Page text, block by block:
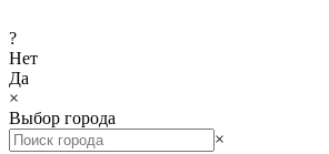
?
Нет
Да
×
Выбор города
×